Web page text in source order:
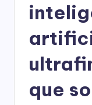
que